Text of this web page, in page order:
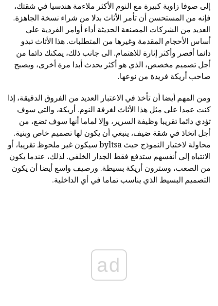
إلى صوفا زاوية كبيرة مع النوم الأكثر ملاءمة هندسيا في شقتك،
فإنه من المستحسن أن تأمر الأثاث بدلا من شراء نسخة الجاهزة.
العديد من الشركات المصنعة الحديثة أداء أوامر الفردية على
أساس الأحجام المقدمة وغيرها من المتطلبات. هذا الأثاث تبدو
دائما أقصر وأكثر إثارة للاهتمام. الى جانب ذلك، يمكنك دائما من
أجل تصميم مخصص، الذي هو أكثر يحدث أبدا مرة أخرى، ويصبح
صاحب أريكة فريدة من نوعها.
ومن المهم أيضا أن تأخذ في الاعتبار العديد من الفروق الدقيقة، إذا
كنت عمدا على مثل هذا الأثاث لغرفة النوم. أريكة، والتي سوف
تؤدي دائما تقريبا وظيفة السرير، وإلا لماما أنها سوف تضع، من
أجل اتخاذ في شقة ضيف، ينبغي أن يكون لها تصميم خاص وبنية.
محاولة لاختيار النموذج حيث byltsa سيكون غير ملحوظ تقريبا، أو
الانتباه إلى أنفسهم ستدفع فقط الجدار الخلفي. لذلك، عندما يكون
من الصعب، وسترون أريكة بسيطة. ورصيف واسع أيضا أن يكون
التصميم البسيط الذي يناسب تماما في أي الداخلية.
ad